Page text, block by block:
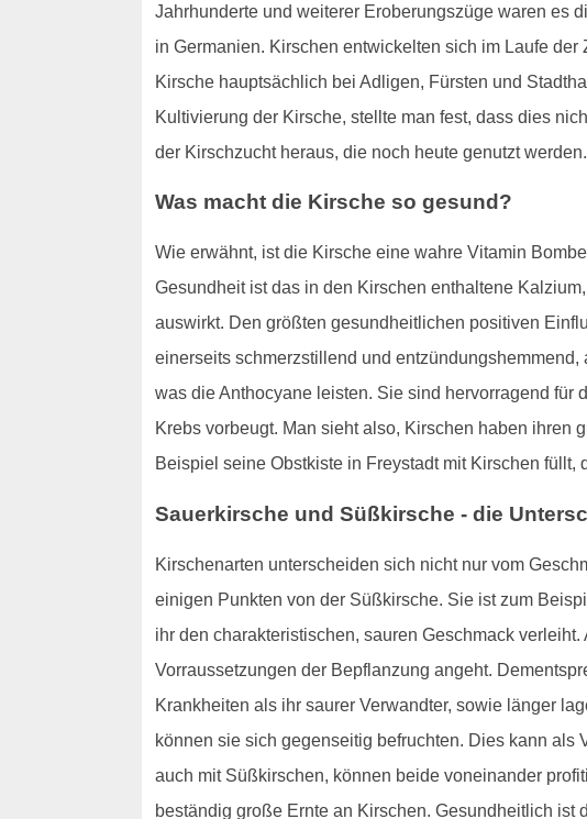
Jahrhunderte und weiterer Eroberungszüge waren es
in Germanien. Kirschen entwickelten sich im Laufe
Kirsche hauptsächlich bei Adligen, Fürsten und
Kultivierung der Kirsche, stellte man fest, dass dies
der Kirschzucht heraus, die noch heute genutzt werden.
Was macht die Kirsche so gesund?
Wie erwähnt, ist die Kirsche eine wahre Vitamin
Gesundheit ist das in den Kirschen enthaltene
auswirkt. Den größten gesundheitlichen positiven
einerseits schmerzstillend und
was die Anthocyane leisten. Sie sind hervorragend
Krebs vorbeugt. Man sieht also, Kirschen haben ihren
Beispiel seine Obstkiste in Freystadt mit Kirschen füllt,
Sauerkirsche und Süßkirsche - die
Kirschenarten unterscheiden sich nicht nur vom
einigen Punkten von der Süßkirsche. Sie ist zum
ihr den charakteristischen, sauren Geschmack
Vorraussetzungen der Bepflanzung angeht.
Krankheiten als ihr saurer Verwandter, sowie länger
können sie sich gegenseitig befruchten. Dies kann
auch mit Süßkirschen, können beide voneinander
beständig große Ernte an Kirschen. Gesundheitlich